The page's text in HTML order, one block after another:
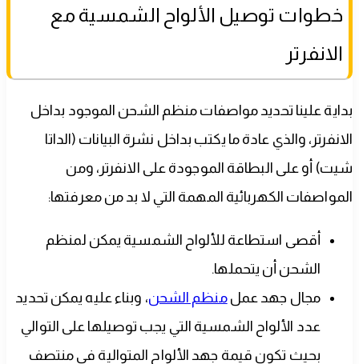
خطوات توصيل الألواح الشمسية مع
الانفرتر
بداية علينا تحديد مواصفات منظم الشحن الموجود بداخل
الانفرتر، والذي عادة ما يكتب بداخل نشرة البيانات (الداتا
شيت) أو على البطاقة الموجودة على الانفرتر، ومن
المواصفات الكهربائية المهمة التي لا بد من معرفتها:
أقصى استطاعة للألواح الشمسية يمكن لمنظم
الشحن أن يتحملها.
مجال جهد عملمنظم الشحن، وبناء عليه يمكن تحديد
عدد الألواح الشمسية التي يجب توصيلها على التوالي
بحيث تكون قيمة جهد الألواح المتوالية في منتصف